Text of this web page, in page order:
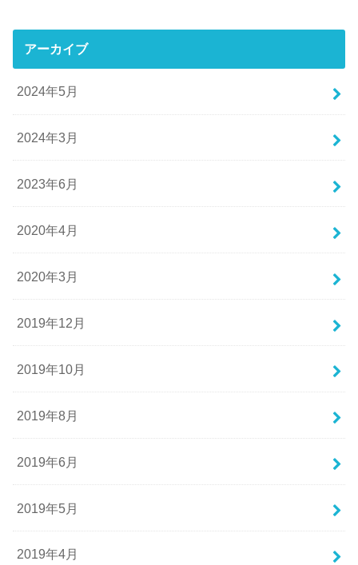
アーカイブ
2024年5月
2024年3月
2023年6月
2020年4月
2020年3月
2019年12月
2019年10月
2019年8月
2019年6月
2019年5月
2019年4月